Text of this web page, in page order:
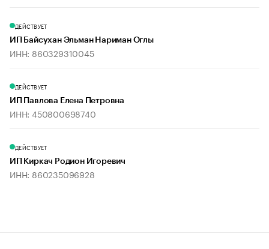
ДЕЙСТВУЕТ
ИП Байсухан Эльман Нариман Оглы
ИНН: 860329310045
ДЕЙСТВУЕТ
ИП Павлова Елена Петровна
ИНН: 450800698740
ДЕЙСТВУЕТ
ИП Киркач Родион Игоревич
ИНН: 860235096928